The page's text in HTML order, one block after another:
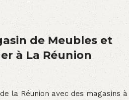
de Meubles et
à La Réunion
la Réunion avec des magasins à